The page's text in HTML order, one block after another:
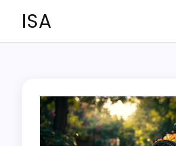
ISA